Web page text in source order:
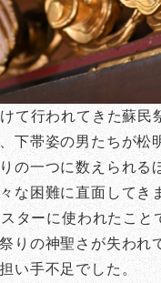
て行われてきた蘇民
下帯姿の男たちが
の一つに数えられる
な困難に直面してき
ターに使われたこ
りの神聖さが失われ
い手不足でした。